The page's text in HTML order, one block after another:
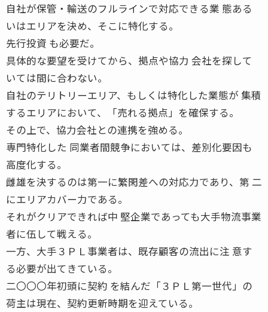
自社が保管・輸送のフルラインで対応できる業 態ある
いはエリアを決め、そこに特化する。
先行投資 も必要だ。
具体的な要望を受けてから、拠点や協力 会社を探して
いては間に合わない。
自社のテリトリーエリア、もしくは特化した業態が 集積
するエリアにおいて、「売れる拠点」を確保する。
その上で、協力会社との連携を強める。
専門特化した 同業者間競争においては、差別化要因も
高度化する。
雌雄を決するのは第一に繁閑差への対応力であり、第 二
にエリアカバー力である。
それがクリアできれば中 堅企業であっても大手物流事業
者に伍して戦える。
一方、大手３ＰＬ事業者は、既存顧客の流出に注 意す
る必要が出てきている。
二〇〇〇年初頭に契約 を結んだ「３ＰＬ第一世代」の
荷主は現在、契約更新時期を迎えている。